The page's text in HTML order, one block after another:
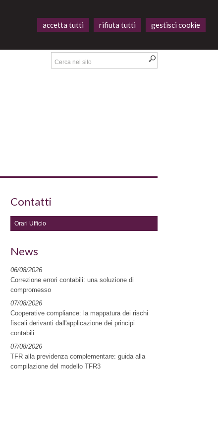
accetta tutti rifiuta tutti gestisci cookie
Contatti
Orari Ufficio
News
06/08/2026
Correzione errori contabili: una soluzione di
compromesso
07/08/2026
Cooperative compliance: la mappatura dei rischi
fiscali derivanti dall'applicazione dei principi
contabili
07/08/2026
TFR alla previdenza complementare: guida alla
compilazione del modello TFR3